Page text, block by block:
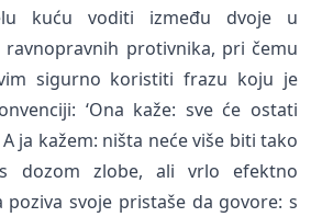
kuću voditi između dvoje u
protivnika, pri čemu
sigurno koristiti frazu koju je
‘Ona kaže: sve će ostati
ja kažem: ništa neće više biti tako
dozom zlobe, ali vrlo efektno
poziva svoje pristaše da govore: s